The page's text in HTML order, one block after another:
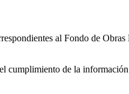
al Fondo de
de la